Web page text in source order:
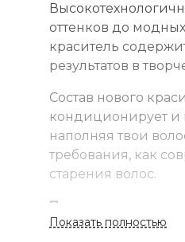
оттенков до
краситель
результатов в
Состав нового
кондиционирует и
наполняя твои
требования, как
старения волос.
Применение
Показать полностью